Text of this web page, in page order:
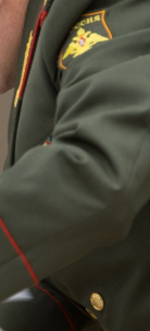
Приоритеты